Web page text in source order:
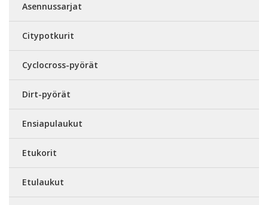
Asennussarjat
Citypotkurit
Cyclocross-pyörät
Dirt-pyörät
Ensiapulaukut
Etukorit
Etulaukut